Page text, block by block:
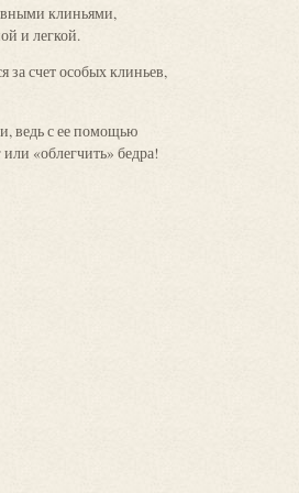
клиньями,
и легкой.
за счет особых клиньев,
ведь с ее помощью
«облегчить» бедра!